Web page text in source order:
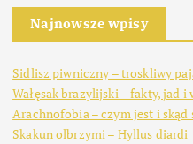
Najnowsze wpisy
Sidlisz piwniczny – troskliwy
Wałęsak brazylijski – fakty, jad i
Arachnofobia – czym jest i skąd
Skakun olbrzymi – Hyllus diardi